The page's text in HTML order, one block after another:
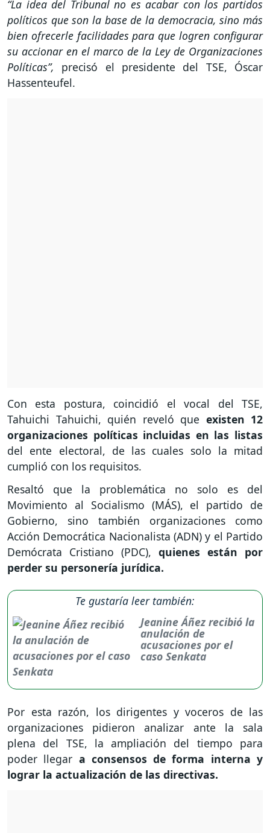
“La idea del Tribunal no es acabar con los partidos
políticos que son la base de la democracia, sino más
bien ofrecerle facilidades para que logren configurar
su accionar en el marco de la Ley de Organizaciones
Políticas”, precisó el presidente del TSE, Óscar
Hassenteufel.
Con esta postura, coincidió el vocal del TSE,
Tahuichi Tahuichi, quién reveló que existen 12
organizaciones políticas incluidas en las listas
del ente electoral, de las cuales solo la mitad
cumplió con los requisitos.
Resaltó que la problemática no solo es del
Movimiento al Socialismo (MÁS), el partido de
Gobierno, sino también organizaciones como
Acción Democrática Nacionalista (ADN) y el Partido
Demócrata Cristiano (PDC), quienes están por
perder su personería jurídica.
Te gustaría leer también:
Jeanine Áñez recibió la
anulación de
acusaciones por el
caso Senkata
Por esta razón, los dirigentes y voceros de las
organizaciones pidieron analizar ante la sala
plena del TSE, la ampliación del tiempo para
poder llegar a consensos de forma interna y
lograr la actualización de las directivas.